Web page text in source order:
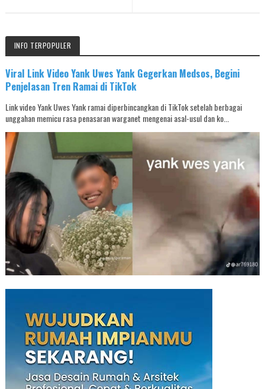
INFO TERPOPULER
Viral Link Video Yank Uwes Yank Gegerkan Medsos, Begini
Penjelasan Tren Ramai di TikTok
Link video Yank Uwes Yank ramai diperbincangkan di TikTok setelah berbagai
unggahan memicu rasa penasaran warganet mengenai asal-usul dan ko...